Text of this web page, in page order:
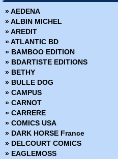
» Rawhide Kid
» Shang Shi - Maître de Kung fu
» Star Wars Trois-dans-un
» Superman
» Trois-dans-un Flash
» Wonder Woman
» AEDENA
» ALBIN MICHEL
» AREDIT
» ATLANTIC BD
» BAMBOO EDITION
» BDARTISTE EDITIONS
» BETHY
» BULLE DOG
» CAMPUS
» CARNOT
» CARRERE
» COMICS USA
» DARK HORSE France
» DELCOURT COMICS
» EAGLEMOSS